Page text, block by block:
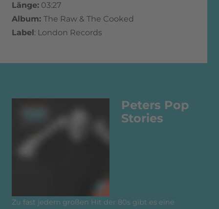
Länge: 03:27
Album: The Raw & The Cooked
Label : London Records
Peters Pop
Stories
Zu fast jedem großen Hit der 80s gibt es eine